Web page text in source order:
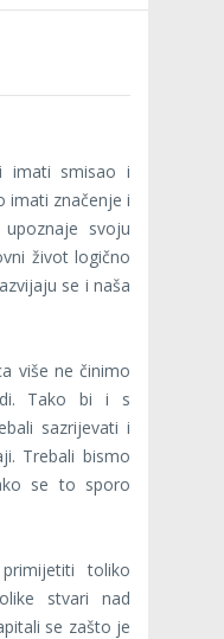
imati smisao i
imati značenje i
svoju
život logično
se i naša
više ne činimo
Tako bi i s
sazrijevati i
Trebali bismo
se to sporo
toliko
stvari nad
se zašto je